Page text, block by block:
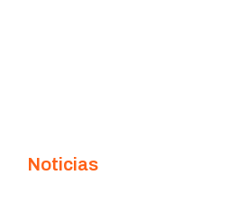
Noticias